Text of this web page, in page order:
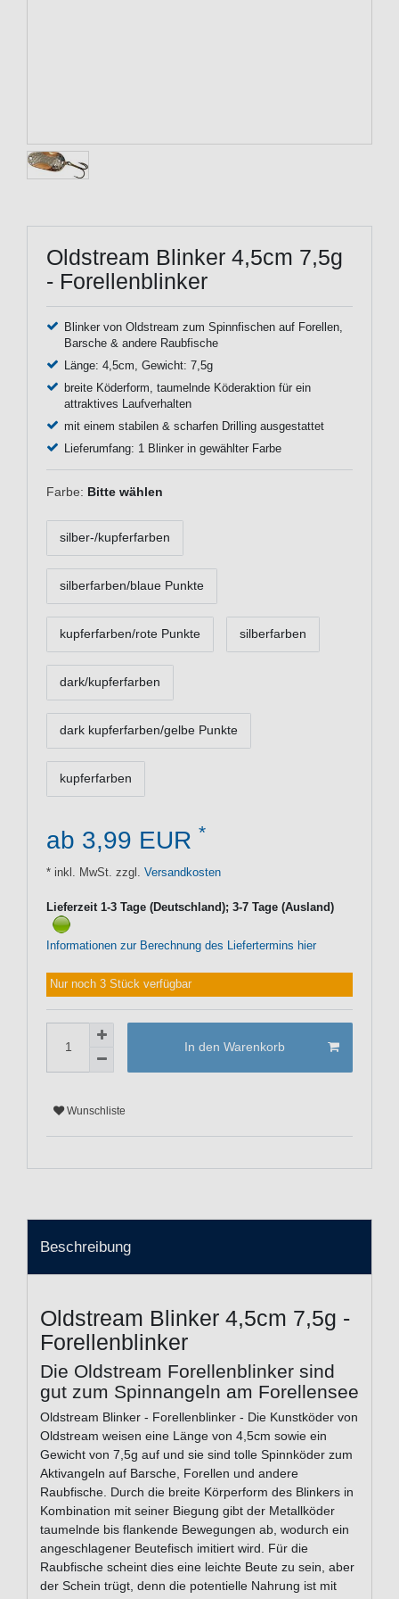
Oldstream Blinker 4,5cm 7,5g
- Forellenblinker
Blinker von Oldstream zum Spinnfischen auf Forellen,
Barsche & andere Raubfische
Länge: 4,5cm, Gewicht: 7,5g
breite Köderform, taumelnde Köderaktion für ein
attraktives Laufverhalten
mit einem stabilen & scharfen Drilling ausgestattet
Lieferumfang: 1 Blinker in gewählter Farbe
Farbe: Bitte wählen
silber-/kupferfarben
silberfarben/blaue Punkte
kupferfarben/rote Punkte silberfarben
dark/kupferfarben
dark kupferfarben/gelbe Punkte
kupferfarben
ab 3,99 EUR *
* inkl. MwSt. zzgl. Versandkosten
Lieferzeit 1-3 Tage (Deutschland); 3-7 Tage (Ausland)
Informationen zur Berechnung des Liefertermins hier
Nur noch 3 Stück verfügbar
In den Warenkorb
Wunschliste
Beschreibung
Oldstream Blinker 4,5cm 7,5g -
Forellenblinker
Die Oldstream Forellenblinker sind
gut zum Spinnangeln am Forellensee
Oldstream Blinker - Forellenblinker - Die Kunstköder von
Oldstream weisen eine Länge von 4,5cm sowie ein
Gewicht von 7,5g auf und sie sind tolle Spinnköder zum
Aktivangeln auf Barsche, Forellen und andere
Raubfische. Durch die breite Körperform des Blinkers in
Kombination mit seiner Biegung gibt der Metallköder
taumelnde bis flankende Bewegungen ab, wodurch ein
angeschlagener Beutefisch imitiert wird. Für die
Raubfische scheint dies eine leichte Beute zu sein, aber
der Schein trügt, denn die potentielle Nahrung ist mit